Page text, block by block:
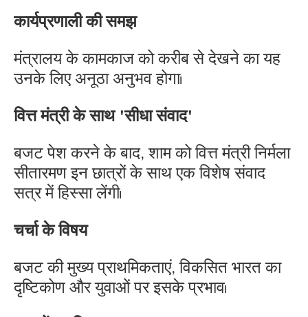
कार्यप्रणाली की समझ
मंत्रालय के कामकाज को करीब से देखने का यह
उनके लिए अनूठा अनुभव होगा।
वित्त मंत्री के साथ 'सीधा संवाद'
बजट पेश करने के बाद, शाम को वित्त मंत्री निर्मला
सीतारमण इन छात्रों के साथ एक विशेष संवाद
सत्र में हिस्सा लेंगी।
चर्चा के विषय
बजट की मुख्य प्राथमिकताएं, विकसित भारत का
दृष्टिकोण और युवाओं पर इसके प्रभाव।